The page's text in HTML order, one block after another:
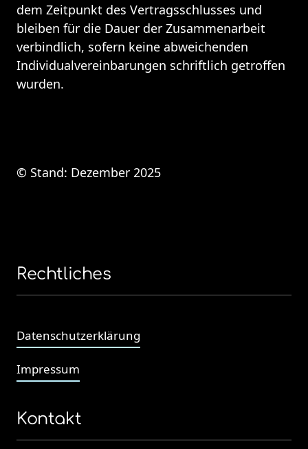
dem Zeitpunkt des Vertragsschlusses und
bleiben für die Dauer der Zusammenarbeit
verbindlich, sofern keine abweichenden
Individualvereinbarungen schriftlich getroffen
wurden.
© Stand: Dezember 2025
Rechtliches
Datenschutzerklärung
Impressum
Kontakt